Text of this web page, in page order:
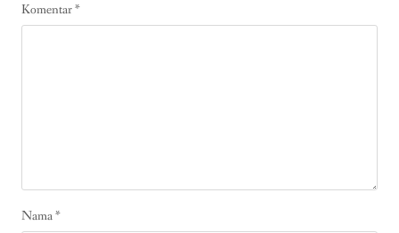
Komentar*
Nama*